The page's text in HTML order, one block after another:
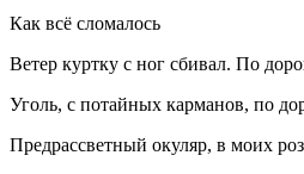
Как всё сломалось
Ветер куртку с ног сбивал. По
Уголь, с потайных карманов, по
Предрассветный окуляр, в моих